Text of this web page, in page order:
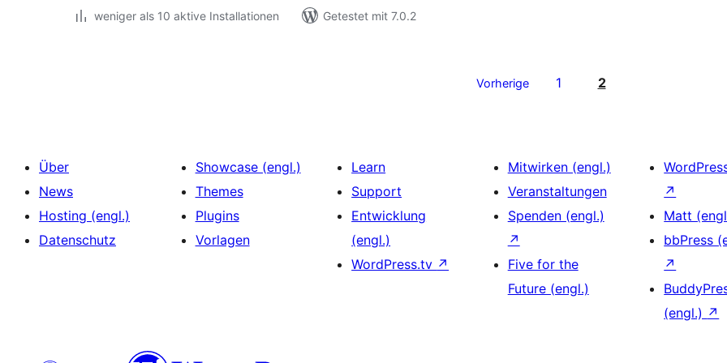
weniger als 10 aktive Installationen
Getestet mit 7.0.2
Vorherige 1 2
Über
News
Hosting (engl.)
Datenschutz
Showcase (engl.)
Themes
Plugins
Vorlagen
Learn
Support
Entwicklung
(engl.)
WordPress.tv ↗
Mitwirken (engl.)
Veranstaltungen
Spenden (engl.)
↗
Five for the
Future (engl.)
↗
Matt
bbPress
↗
(engl.) ↗